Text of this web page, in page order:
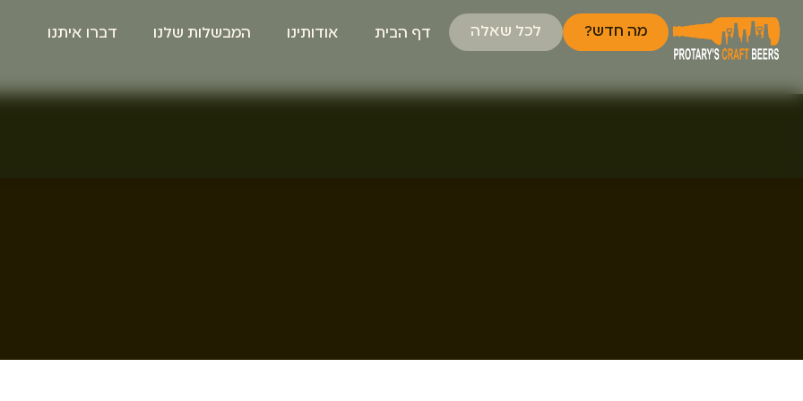
מה חדש? לכל שאלה דף הבית אודותינו המבשלות שלנו דברו איתנו